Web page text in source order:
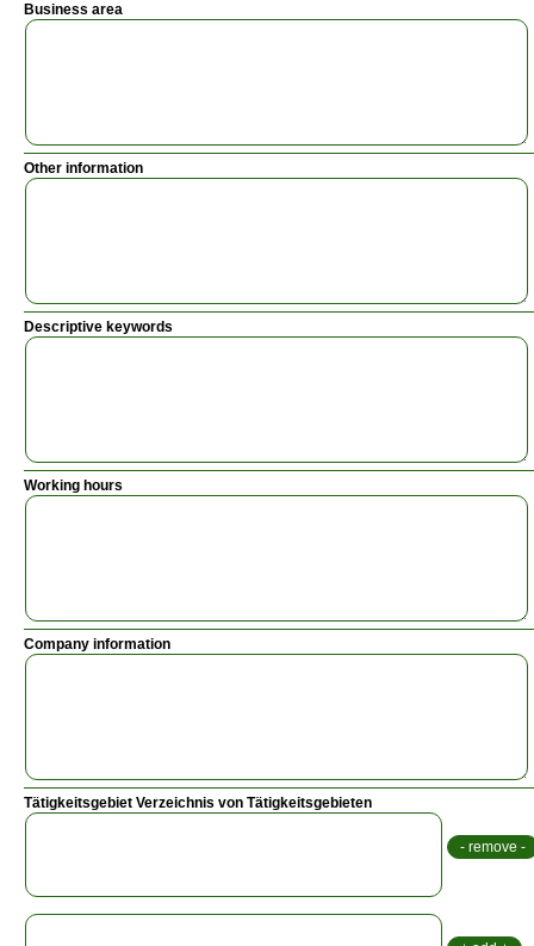
Business area
Other information
Descriptive keywords
Working hours
Company information
Tätigkeitsgebiet Verzeichnis von Tätigkeitsgebieten